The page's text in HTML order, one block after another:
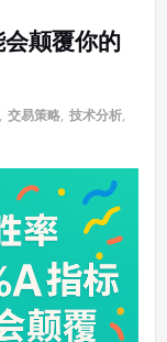
颠覆你的
交易策略, 技术分析,